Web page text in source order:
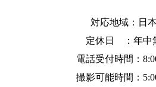
対応地域： 日
定休日 ：年
電話受付時間：
撮影可能時間：